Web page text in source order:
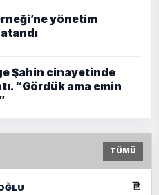
yönetim
Şahin cinayetinde
“Gördük ama emin
TÜMÜ